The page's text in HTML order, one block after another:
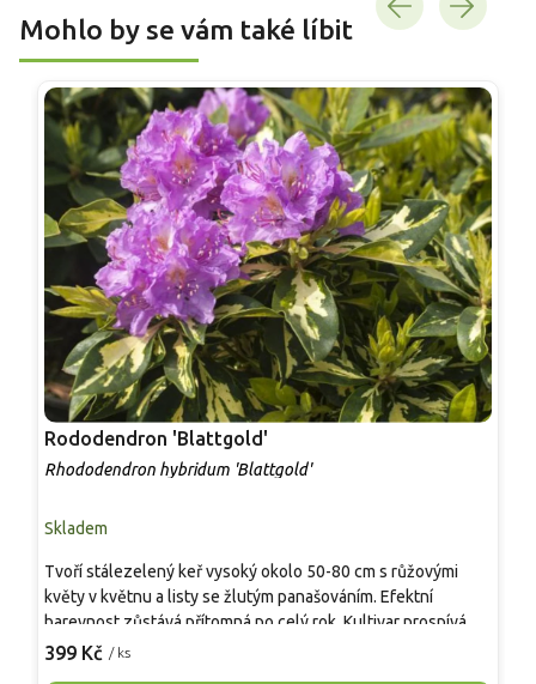
Mohlo by se vám také líbit
Rododendron 'Blattgold'
Rhododendron hybridum 'Blattgold'
Skladem
399 Kč / ks
Tvoří stálezelený keř vysoký okolo 50-80 cm s růžovými
květy v květnu a listy se žlutým panašováním. Efektní
barevnost zůstává přítomná po celý rok. Kultivar prospívá v
polostínu a v kyselé, organicky bohaté půdě. Je vhodný do